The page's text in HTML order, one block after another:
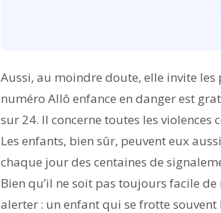
Aussi, au moindre doute, elle invite
numéro Allô enfance en danger est
sur 24. Il concerne toutes les
Les enfants, bien sûr, peuvent eux
chaque jour des centaines de
Bien qu’il ne soit pas toujours facile
alerter : un enfant qui se frotte